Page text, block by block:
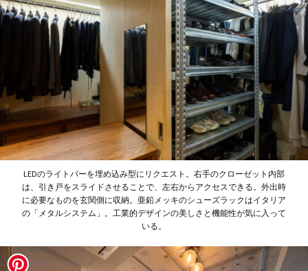
LEDのライトバーを埋め込み型にリクエスト。右手のクローゼット内部
は、引き戸をスライドさせることで、左右からアクセスできる。外出時
に必要なものを玄関側に収納。亜鉛メッキのシューズラックはイタリア
の「メタルシステム」。工業的デザインの美しさと機能性が気に入って
いる。